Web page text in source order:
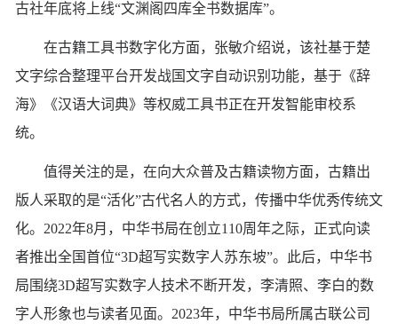
古社年底将上线“文渊阁四库全书数据库”。
在古籍工具书数字化方面，张敏介绍说，该社基于楚
文字综合整理平台开发战国文字自动识别功能，基于《辞
海》《汉语大词典》等权威工具书正在开发智能审校系
统。
值得关注的是，在向大众普及古籍读物方面，古籍出
版人采取的是“活化”古代名人的方式，传播中华优秀传统文
化。2022年8月，中华书局在创立110周年之际，正式向读
者推出全国首位“3D超写实数字人苏东坡”。此后，中华书
局围绕3D超写实数字人技术不断开发，李清照、李白的数
字人形象也与读者见面。2023年，中华书局所属古联公司